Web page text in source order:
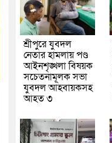
শ্রীপুরে যুবদল
নেতার হামলায় পণ্ড
আইনশৃঙ্খলা বিষয়ক
সচেতনামূলক সভা
যুবদল আহবায়কসহ
আহত ৩